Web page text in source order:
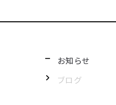
お知らせ
ブログ